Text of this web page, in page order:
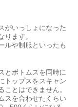
がいっしょになった
ります。
ルや制服といったも
とボトムスを同時に
トップスをスキャン
ことはできません。
スを合わせたくらい